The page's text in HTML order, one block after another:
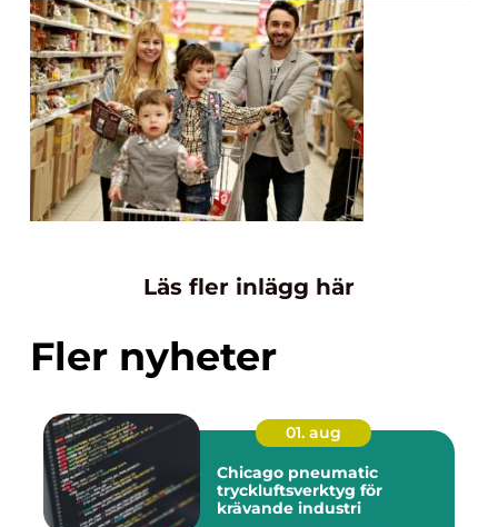
Läs fler inlägg här
Fler nyheter
01. aug
Chicago pneumatic
tryckluftsverktyg för
krävande industri